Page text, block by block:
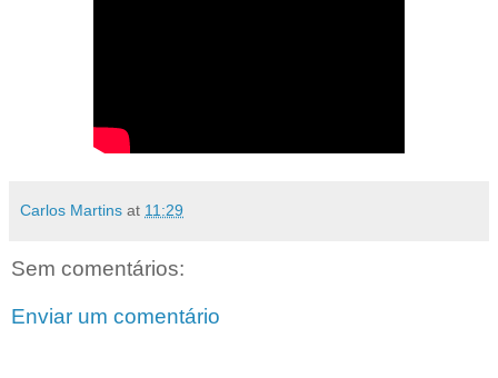
Carlos Martins at 11:29
Sem comentários:
Enviar um comentário